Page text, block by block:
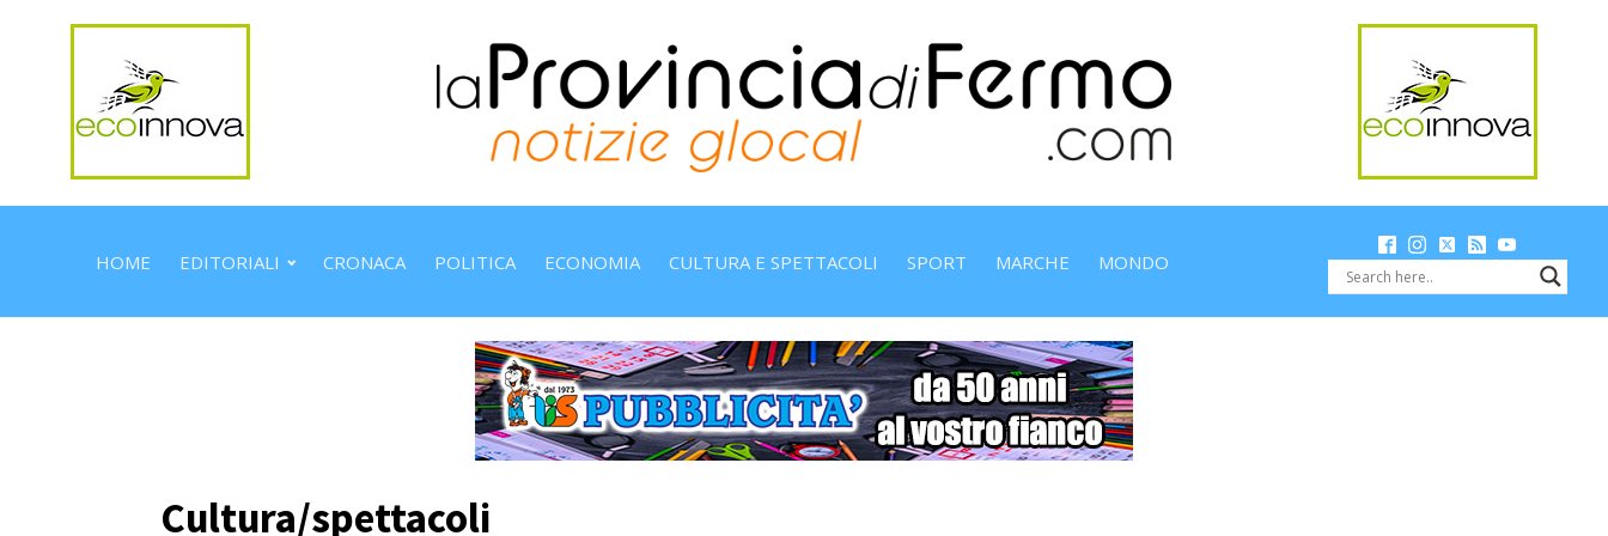
HOME EDITORIALI CRONACA POLITICA ECONOMIA CULTURA E SPETTACOLI SPORT MARCHE MONDO
Cultura/spettacoli